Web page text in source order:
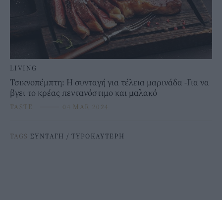
LIVING
Τσικνοπέμπτη: Η συνταγή για τέλεια μαρινάδα -Για να
βγει το κρέας πεντανόστιμο και μαλακό
TASTE ⸻ 04 MAR 2024
TAGS ΣΥΝΤΑΓΗ / ΤΥΡΟΚΑΥΤΕΡΗ